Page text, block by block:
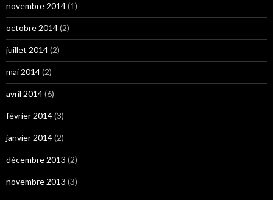
novembre 2014(1)
octobre 2014(2)
juillet 2014(2)
mai 2014(2)
avril 2014(6)
février 2014(3)
janvier 2014(2)
décembre 2013 (2)
novembre 2013 (3)